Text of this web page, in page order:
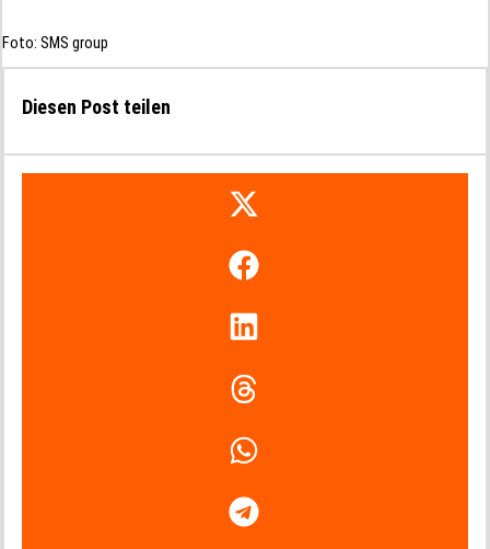
Foto: SMS group
Diesen Post teilen